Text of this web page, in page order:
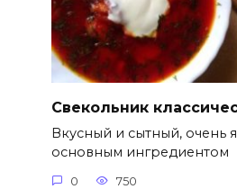
Свекольник
Вкусный и сытный, очень
основным ингредиентом
0 750